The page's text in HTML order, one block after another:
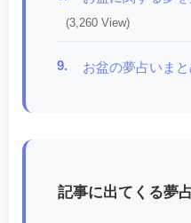
(3,260 View)
9. お盆の夢占いまと
記事に出てくる夢